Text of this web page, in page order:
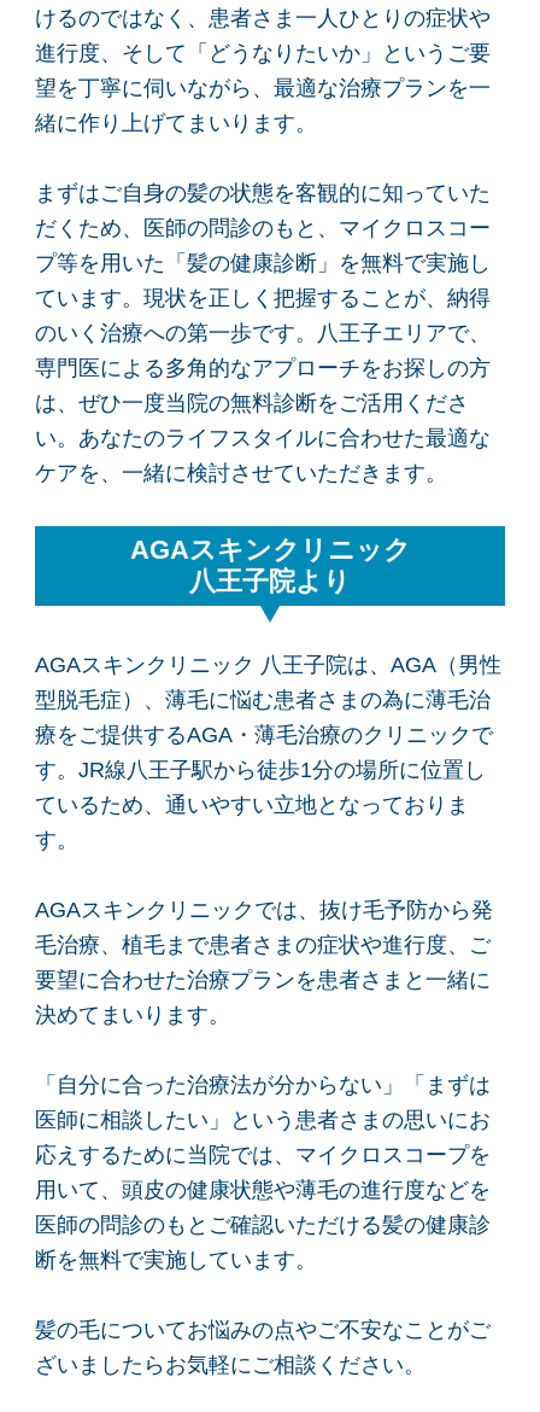
けるのではなく、患者さま一人ひとりの症状や
進行度、そして「どうなりたいか」というご要
望を丁寧に伺いながら、最適な治療プランを一
緒に作り上げてまいります。
まずはご自身の髪の状態を客観的に知っていた
だくため、医師の問診のもと、マイクロスコー
プ等を用いた「髪の健康診断」を無料で実施し
ています。現状を正しく把握することが、納得
のいく治療への第一歩です。八王子エリアで、
専門医による多角的なアプローチをお探しの方
は、ぜひ一度当院の無料診断をご活用くださ
い。あなたのライフスタイルに合わせた最適な
ケアを、一緒に検討させていただきます。
AGAスキンクリニック
八王子院より
AGAスキンクリニック 八王子院は、AGA（男性
型脱毛症）、薄毛に悩む患者さまの為に薄毛治
療をご提供するAGA・薄毛治療のクリニックで
す。JR線八王子駅から徒歩1分の場所に位置し
ているため、通いやすい立地となっておりま
す。
AGAスキンクリニックでは、抜け毛予防から発
毛治療、植毛まで患者さまの症状や進行度、ご
要望に合わせた治療プランを患者さまと一緒に
決めてまいります。
「自分に合った治療法が分からない」「まずは
医師に相談したい」という患者さまの思いにお
応えするために当院では、マイクロスコープを
用いて、頭皮の健康状態や薄毛の進行度などを
医師の問診のもとご確認いただける髪の健康診
断を無料で実施しています。
髪の毛についてお悩みの点やご不安なことがご
ざいましたらお気軽にご相談ください。